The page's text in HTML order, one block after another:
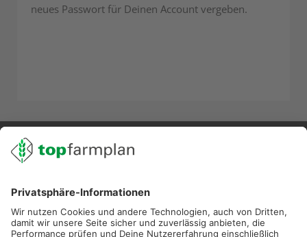
neues Passwort für Deinen Account vergeben.
02501 801 44 84
service@topfarmplan.de